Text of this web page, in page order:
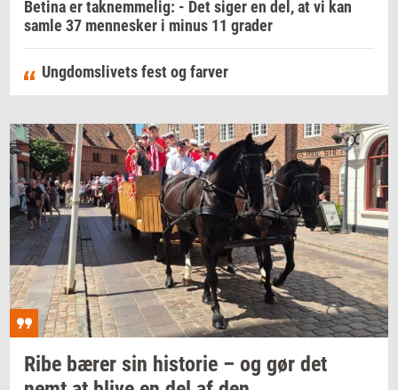
Betina er taknemmelig: - Det siger en del, at vi kan
samle 37 mennesker i minus 11 grader
Ungdomslivets fest og farver
Ribe bærer sin hi­sto­rie – og gør det